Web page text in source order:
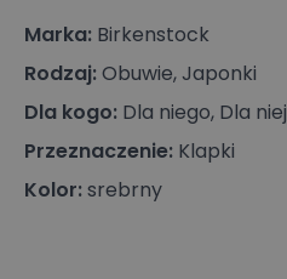
Marka: Birkenstock
Rodzaj:Obuwie, Japonki
Dla kogo: Dla niego, Dla niej
Przeznaczenie: Klapki
Kolor:srebrny